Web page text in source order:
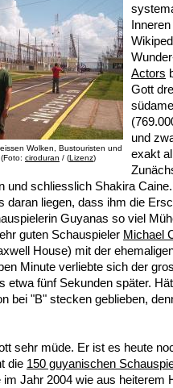
Wolken, Bustouristen und
ciroduran / (Lizenz)
Actors
Gott
und
exakt
und schliesslich Shakira
daran liegen, dass ihm die
Guyanas so viel
guten Schauspieler Michael
House) mit der
Minute verliebte sich der
etwa fünf Sekunden später.
bei "B" stecken geblieben,
sehr müde. Er ist es heute
die 150 guyanischen
im Jahr 2004 wie aus heiterem